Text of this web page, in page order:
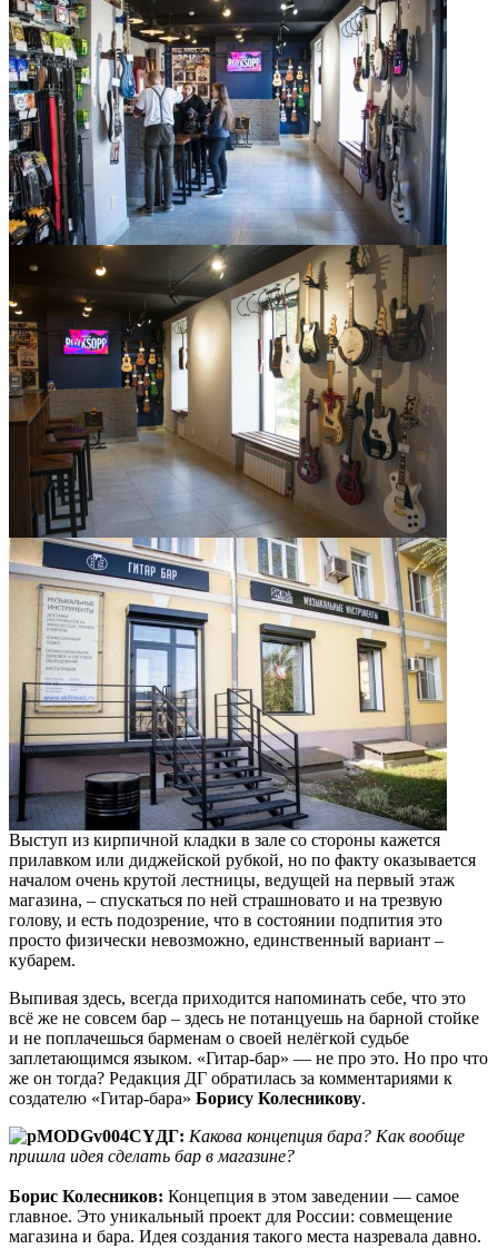
Выступ из кирпичной кладки в зале со стороны кажется
прилавком или диджейской рубкой, но по факту оказывается
началом очень крутой лестницы, ведущей на первый этаж
магазина, – спускаться по ней страшновато и на трезвую
голову, и есть подозрение, что в состоянии подпития это
просто физически невозможно, единственный вариант –
кубарем.
Выпивая здесь, всегда приходится напоминать себе, что это
всё же не совсем бар – здесь не потанцуешь на барной стойке
и не поплачешься барменам о своей нелёгкой судьбе
заплетающимся языком. «Гитар-бар» — не про это. Но про что
же он тогда? Редакция ДГ обратилась за комментариями к
создателю «Гитар-бара» Борису Колесникову.
ДГ: Какова концепция бара? Как вообще
пришла идея сделать бар в магазине?
Борис Колесников: Концепция в этом заведении — самое
главное. Это уникальный проект для России: совмещение
магазина и бара. Идея создания такого места назревала давно.